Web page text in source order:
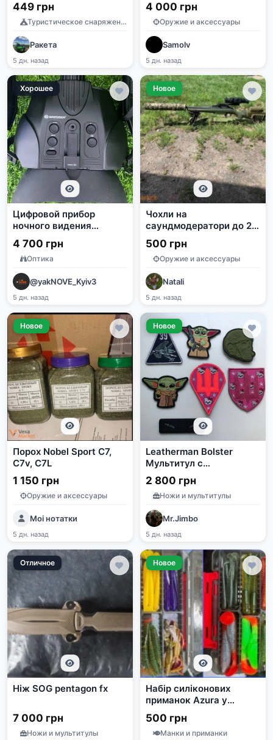
449 грн
Туристическое снаряжение
Ракета
5 дн. назад
4 000 грн
Оружие и аксессуары
Samolv
5 дн. назад
Хорошее
Цифровой прибор
ночного видения
Bresser 3X (18-77490)
4 700 грн
Оптика
@yakNOVE_Kyiv3
5 дн. назад
Новое
Чохли на
саундмодератори до 21
см
500 грн
Оружие и аксессуары
Natali
5 дн. назад
Новое
Порох Nobel Sport C7,
C7v, C7L
1 150 грн
Оружие и аксессуары
Моі нотатки
5 дн. назад
Новое
Leatherman Bolster
Мультитул с
нейлоновым чехлом
2 800 грн
Ножи и мультитулы
Mr.Jimbo
5 дн. назад
Отличное
Ніж SOG pentagon fx
7 000 грн
Ножи и мультитулы
Новое
Набір силіконових
приманок Azura у
двосторонній коробці
500 грн
Манки и приманки